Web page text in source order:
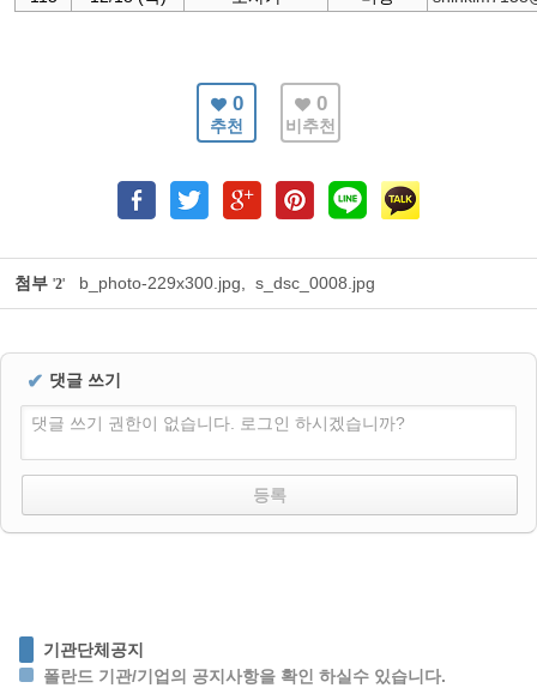
0
추천
0
비추천
첨부 '2' b_photo-229x300.jpg s_dsc_0008.jpg
✔ 댓글 쓰기
댓글 쓰기 권한이 없습니다. 로그인 하시겠습니까?
기관단체공지
폴란드 기관/기업의 공지사항을 확인 하실수 있습니다.